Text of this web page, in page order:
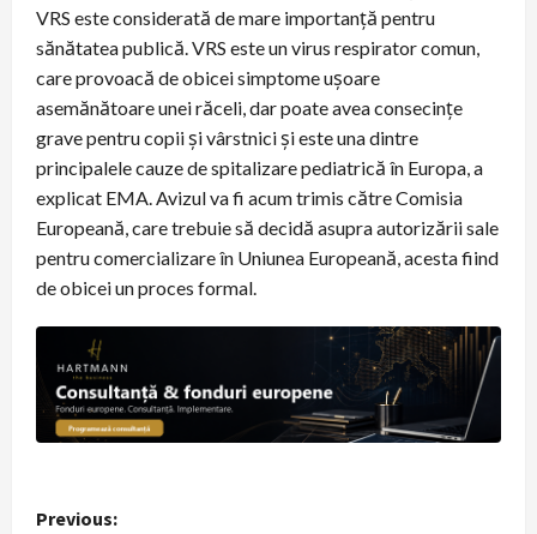
VRS este considerată de mare importanță pentru
sănătatea publică. VRS este un virus respirator comun,
care provoacă de obicei simptome ușoare
asemănătoare unei răceli, dar poate avea consecințe
grave pentru copii și vârstnici și este una dintre
principalele cauze de spitalizare pediatrică în Europa, a
explicat EMA. Avizul va fi acum trimis către Comisia
Europeană, care trebuie să decidă asupra autorizării sale
pentru comercializare în Uniunea Europeană, acesta fiind
de obicei un proces formal.
P
Previous: